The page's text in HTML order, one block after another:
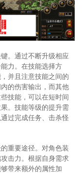
。通过不断升级相应
力。在技能选择方
并且注意技能之间的
的伤害输出，而其他
技能，可以在短时间
。技能等级的提升需
过完成任务、击杀怪
重要途径。对角色装
击力。根据自身需求
带来额外的属性加